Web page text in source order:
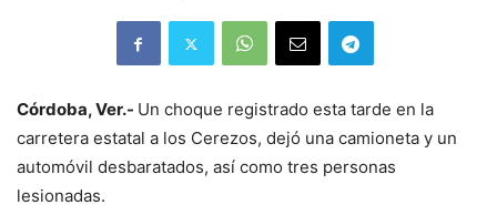
Córdoba, Ver.- Un choque registrado esta tarde en la
carretera estatal a los Cerezos, dejó una camioneta y un
automóvil desbaratados, así como tres personas
lesionadas.